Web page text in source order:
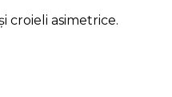
croieli asimetrice.